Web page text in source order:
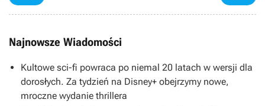
Najnowsze Wiadomości
Kultowe sci-fi powraca po niemal 20 latach w wersji dla
dorosłych. Za tydzień na Disney+ obejrzymy nowe,
mroczne wydanie thrillera